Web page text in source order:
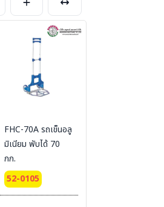
FHC-70A รถเข็นอลู
มิเนียม พับได้ 70
กก.
52-0105